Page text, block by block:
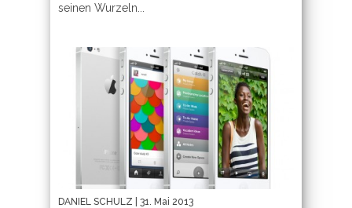
seinen Wurzeln...
DANIEL SCHULZ | 31. Mai 2013